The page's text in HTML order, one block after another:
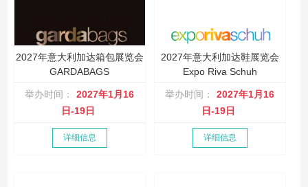
2027年意大利加达箱包展览会
GARDABAGS
举办时间：
2027年1月16
日-19日
详细信息
2027年意大利加达鞋展览会
Expo Riva Schuh
举办时间：
2027年1月16
日-19日
详细信息